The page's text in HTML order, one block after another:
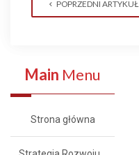
POPRZEDNI ARTYKUŁ
Main Menu
Strona główna